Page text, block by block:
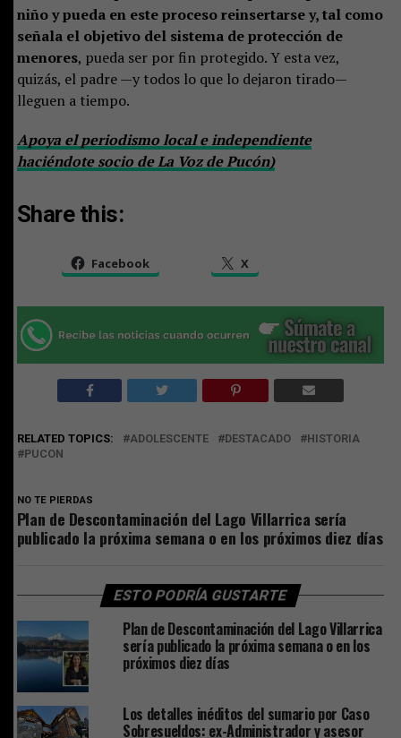
niño y pueda en este proceso reinsertarse y, tal como
señala el objetivo del sistema de protección de
menores, pueda ser por fin protegido. Y esta vez,
quizás, el padre —y todos lo que lo dejaron tirado—
lleguen a tiempo.
Apoya el periodismo local e independiente
haciéndote socio de La Voz de Pucón)
Share this:
Facebook X
RELATED TOPICS: ADOLESCENTE DESTACADO
HISTORIA
PUCON
NO TE PIERDAS
Plan de Descontaminación del Lago Villarrica sería
publicado la próxima semana o en los próximos diez días
ESTO PODRÍA GUSTARTE
Plan de Descontaminación del Lago Villarrica
sería publicado la próxima semana o en los
próximos diez días
Los detalles inéditos del sumario por Caso
Sobresueldos: ex-Administrador y asesor